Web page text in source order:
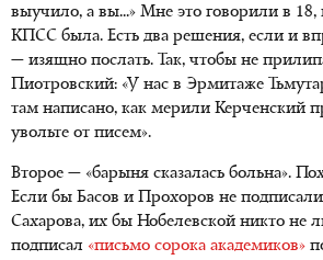
выучило, а вы...» Мне это говорили в 18,
КПСС была. Есть два решения, если и
— изящно послать. Так, чтобы не
Пиотровский: «У нас в Эрмитаже
там написано, как мерили Керченский
увольте от писем».
Второе — «барыня сказалась больна».
Если бы Басов и Прохоров не
Сахарова, их бы Нобелевской никто не
подписал «письмо сорока академиков»